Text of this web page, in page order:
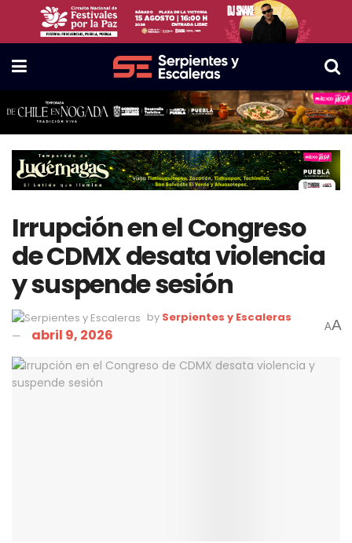
Irrupción en el Congreso
de CDMX desata violencia
y suspende sesión
by Serpientes y Escaleras
abril 9, 2026 AA